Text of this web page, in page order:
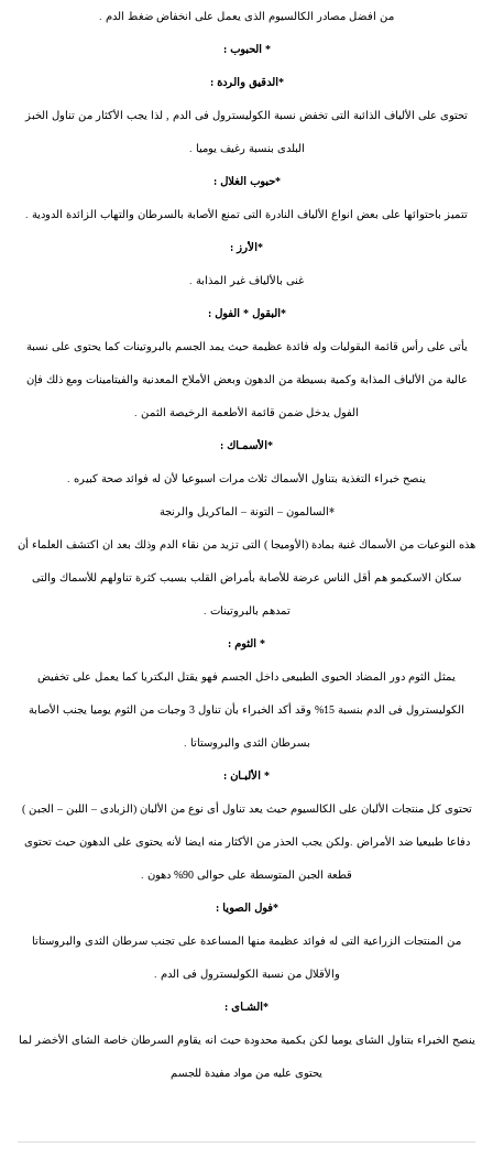
من افضل مصادر الكالسيوم الذى يعمل على انخفاض ضغط الدم .
* الحبوب :
*الدقيق والردة :
تحتوى على الألياف الذائبة التى تخفض نسبة الكوليسترول فى الدم , لذا يجب الأكثار من تناول الخبز
البلدى بنسبة رغيف يوميا .
*حبوب الغلال :
تتميز باحتوائها على بعض انواع الألياف النادرة التى تمنع الأصابة بالسرطان والتهاب الزائدة الدودية .
*الأرز :
غنى بالألياف غير المذابة .
*البقول * الفول :
يأتى على رأس قائمة البقوليات وله فائدة عظيمة حيث يمد الجسم بالبروتينات كما يحتوى على نسبة
عالية من الألياف المذابة وكمية بسيطة من الدهون وبعض الأملاح المعدنية والفيتامينات ومع ذلك فإن
الفول يدخل ضمن قائمة الأطعمة الرخيصة الثمن .
*الأسمـاك :
ينصح خبراء التغذية بتناول الأسماك ثلاث مرات اسبوعيا لأن له فوائد صحة كبيره .
*السالمون – التونة – الماكريل والرنجة
هذه النوعيات من الأسماك غنية بمادة (الأوميجا ) التى تزيد من نقاء الدم وذلك بعد ان اكتشف العلماء أن
سكان الاسكيمو هم أقل الناس عرضة للأصابة بأمراض القلب بسبب كثرة تناولهم للأسماك والتى
تمدهم بالبروتينات .
* الثوم :
يمثل الثوم دور المضاد الحيوى الطبيعى داخل الجسم فهو يقتل البكتريا كما يعمل على تخفيض
الكوليسترول فى الدم بنسبة 15% وقد أكد الخبراء بأن تناول 3 وجبات من الثوم يوميا يجنب الأصابة
بسرطان الثدى والبروستاتا .
* الألبـان :
تحتوى كل منتجات الألبان على الكالسيوم حيث يعد تناول أى نوع من الألبان (الزبادى – اللبن – الجبن )
دفاعا طبيعيا ضد الأمراض .ولكن يجب الحذر من الأكثار منه ايضا لأنه يحتوى على الدهون حيث تحتوى
قطعة الجبن المتوسطة على حوالى 90% دهون .
*فول الصويا :
من المنتجات الزراعية التى له فوائد عظيمة منها المساعدة على تجنب سرطان الثدى والبروستاتا
والأقلال من نسبة الكوليسترول فى الدم .
*الشـاى :
ينصح الخبراء بتناول الشاى يوميا لكن بكمية محدودة حيث انه يقاوم السرطان خاصة الشاى الأخضر لما
يحتوى عليه من مواد مفيدة للجسم